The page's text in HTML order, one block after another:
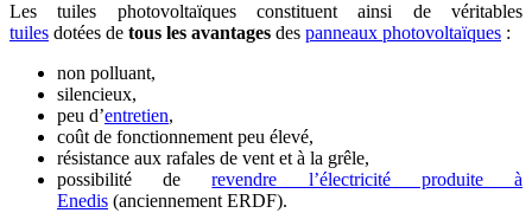
Les tuiles photovoltaïques constituent ainsi de véritables
tuiles dotées de tous les avantages des panneaux photovoltaïques :
non polluant,
silencieux,
peu d’entretien,
coût de fonctionnement peu élevé,
résistance aux rafales de vent et à la grêle,
possibilité derevendre l’électricité produite à
Enedis (anciennement ERDF).